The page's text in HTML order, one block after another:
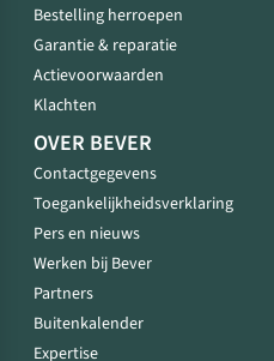
Bestelling herroepen
Garantie & reparatie
Actievoorwaarden
Klachten
OVER BEVER
Contactgegevens
Toegankelijkheidsverklaring
Pers en nieuws
Werken bij Bever
Partners
Buitenkalender
Expertise